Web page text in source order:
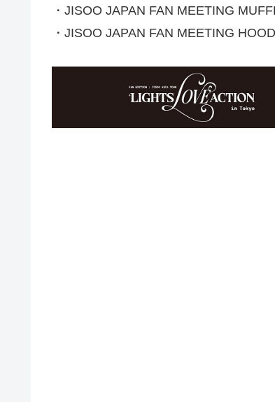
・JISOO JAPAN FAN MEETING
・JISOO JAPAN FAN MEETING